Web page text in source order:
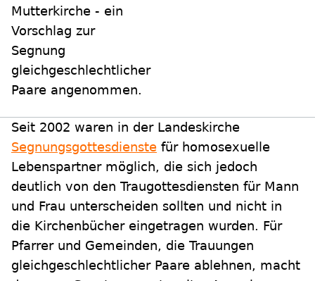
Mutterkirche - ein
Vorschlag zur
Segnung
gleichgeschlechtlicher
Paare angenommen.
Seit 2002 waren in der Landeskirche
Segnungsgottesdienste für homosexuelle
Lebenspartner möglich, die sich jedoch
deutlich von den Traugottesdiensten für Mann
und Frau unterscheiden sollten und nicht in
die Kirchenbücher eingetragen wurden. Für
Pfarrer und Gemeinden, die Trauungen
gleichgeschlechtlicher Paare ablehnen, macht